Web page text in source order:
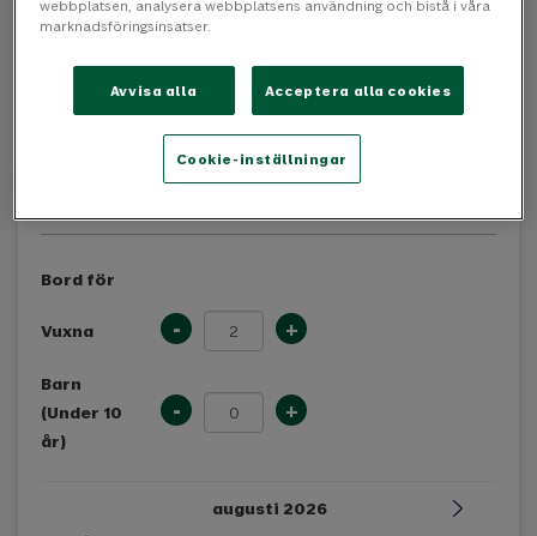
Bord för
Vuxna - +
Barn
(Under 10
år)
- +
augusti 2026
webbplatsen, analysera webbplatsens användning och bistå i våra
marknadsföringsinsatser.
Avvisa alla Acceptera alla cookies
Cookie-inställningar